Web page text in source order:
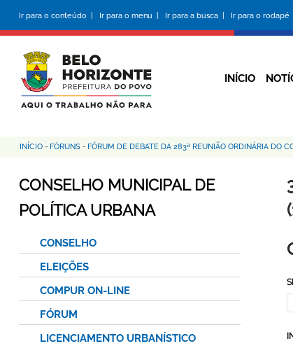
conteúdo
principal
Ir para o conteúdo | Ir para o menu | Ir para a busca | Ir para o rodapé
INÍCIO
Trilha
de
navegação
INÍCIO - FÓRUNS - FÓRUM DE DEBATE DA 283ª REUNIÃO ORDINÁRIA DO
CONSELHO MUNICIPAL DE
POLÍTICA URBANA
CONSELHO
ELEIÇÕES
COMPUR ON-LINE
FÓRUM
LICENCIAMENTO URBANÍSTICO